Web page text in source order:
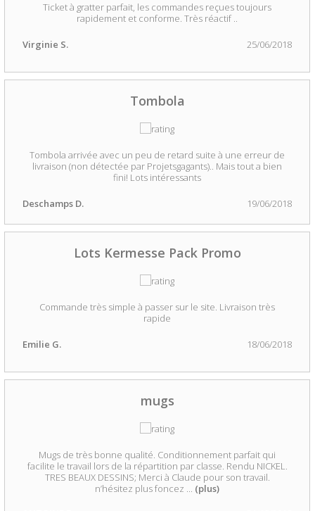
Ticket à gratter parfait, les commandes reçues toujours
rapidement et conforme. Très réactif ..
Virginie S. 25/06/2018
Tombola
Tombola arrivée avec un peu de retard suite à une erreur de
livraison (non détectée par Projetsgagants).. Mais tout a bien
fini! Lots intéressants
Deschamps D. 19/06/2018
Lots Kermesse Pack Promo
Commande très simple à passer sur le site. Livraison très
rapide
Emilie G. 18/06/2018
mugs
Mugs de très bonne qualité. Conditionnement parfait qui
facilite le travail lors de la répartition par classe. Rendu NICKEL.
TRES BEAUX DESSINS; Merci à Claude pour son travail.
n’hésitez plus foncez ... (plus)